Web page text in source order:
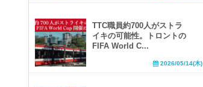
TTC職員約700人がストラ
イキの可能性。トロントの
FIFA World C...
2026/05/14(木)